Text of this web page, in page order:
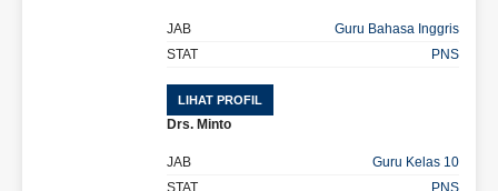
JAB
Guru Bahasa Inggris
STAT
PNS
LIHAT PROFIL
Drs. Minto
JAB
Guru Kelas 10
STAT
PNS